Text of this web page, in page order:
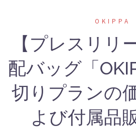
OKIPPA
【プレスリリ
配バッグ「
切りプランの
よび付属品